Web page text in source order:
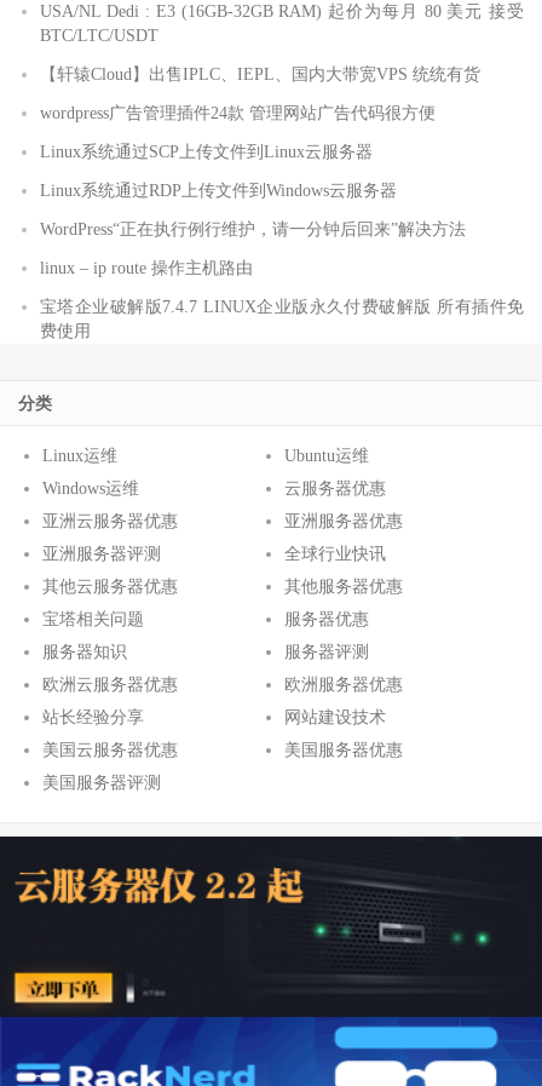
USA/NL Dedi : E3 (16GB-32GB RAM) 起价为每月 80 美元 接受
BTC/LTC/USDT
【轩辕Cloud】出售IPLC、IEPL、国内大带宽VPS 统统有货
wordpress广告管理插件24款 管理网站广告代码很方便
Linux系统通过SCP上传文件到Linux云服务器
Linux系统通过RDP上传文件到Windows云服务器
WordPress“正在执行例行维护，请一分钟后回来”解决方法
linux – ip route 操作主机路由
宝塔企业破解版7.4.7 LINUX企业版永久付费破解版 所有插件免
费使用
分类
Linux运维
Ubuntu运维
Windows运维
云服务器优惠
亚洲云服务器优惠
亚洲服务器优惠
亚洲服务器评测
全球行业快讯
其他云服务器优惠
其他服务器优惠
宝塔相关问题
服务器优惠
服务器知识
服务器评测
欧洲云服务器优惠
欧洲服务器优惠
站长经验分享
网站建设技术
美国云服务器优惠
美国服务器优惠
美国服务器评测